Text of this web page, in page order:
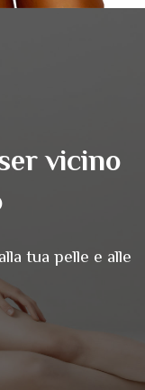
vicino
tua pelle e alle